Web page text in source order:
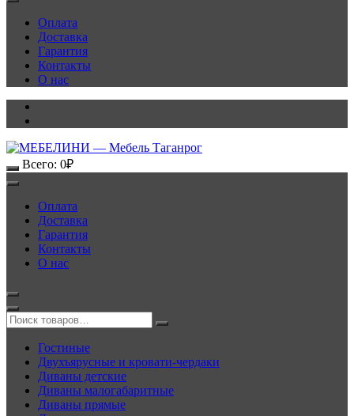
Оплата
Доставка
Гарантия
Контакты
О нас
Всего: 0₽
Оплата
Доставка
Гарантия
Контакты
О нас
Гостиные
Двухъярусные и кровати-чердаки
Диваны детские
Диваны малогабаритные
Диваны прямые